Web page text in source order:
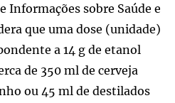
Informações sobre Saúde e
que uma dose (unidade)
a 14 g de etanol
de 350 ml de cerveja
ou 45 ml de destilados